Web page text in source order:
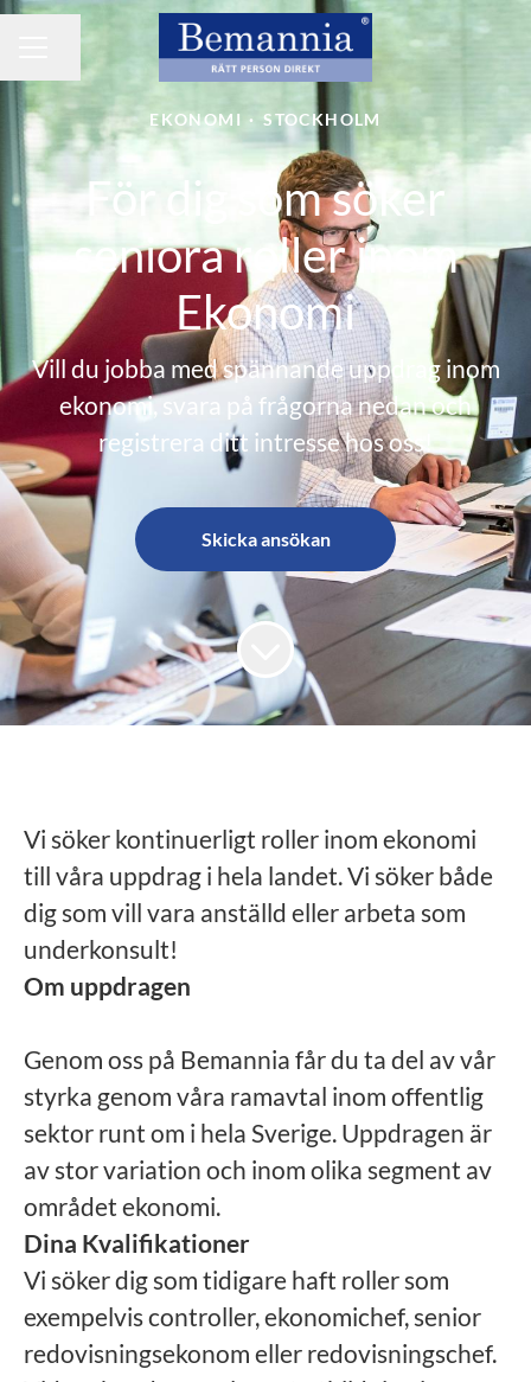
EKONOMI · STOCKHOLM
För dig som söker
seniora roller inom
Ekonomi
Vill du jobba med spännande uppdrag inom
ekonomi, svara på frågorna nedan och
registrera ditt intresse hos oss!
Skicka ansökan
Vi söker kontinuerligt roller inom ekonomi
till våra uppdrag i hela landet. Vi söker både
dig som vill vara anställd eller arbeta som
underkonsult!
Om uppdragen
Genom oss på Bemannia får du ta del av vår
styrka genom våra ramavtal inom offentlig
sektor runt om i hela Sverige. Uppdragen är
av stor variation och inom olika segment av
området ekonomi.
Dina Kvalifikationer
Vi söker dig som tidigare haft roller som
exempelvis controller, ekonomichef, senior
redovisningsekonom eller redovisningschef.